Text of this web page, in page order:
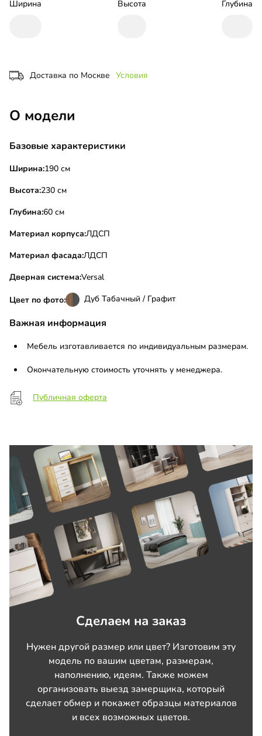
Ширина Высота Глубина
Доставка по Москве Условия
О модели
Базовые характеристики
Ширина:190 см
Высота:230 см
Глубина:60 см
Материал корпуса:ЛДСП
Материал фасада:ЛДСП
Дверная система:Versal
Цвет по фото: Дуб Табачный / Графит
Важная информация
Мебель изготавливается по индивидуальным размерам.
Окончательную стоимость уточнять у менеджера.
Публичная оферта
Сделаем на заказ
Нужен другой размер или цвет? Изготовим эту
модель по вашим цветам, размерам,
наполнению, идеям. Также можем
организовать выезд замерщика, который
сделает обмер и покажет образцы материалов
и всех возможных цветов.